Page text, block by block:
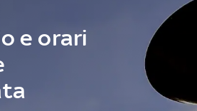
e orari